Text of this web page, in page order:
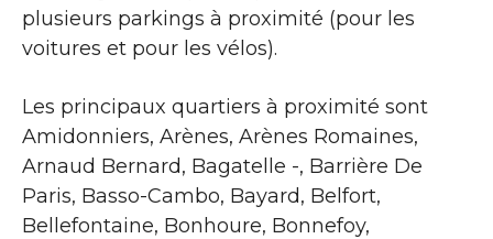
plusieurs parkings à proximité (pour les
voitures et pour les vélos).
Les principaux quartiers à proximité sont
Amidonniers, Arènes, Arènes Romaines,
Arnaud Bernard, Bagatelle -, Barrière De
Paris, Basso-Cambo, Bayard, Belfort,
Bellefontaine, Bonhoure, Bonnefoy,